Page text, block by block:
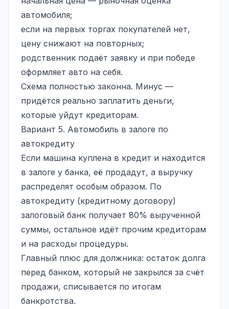
автомобиля;
если на первых торгах покупателей нет,
цену снижают на повторных;
родственник подаёт заявку и при победе
оформляет авто на себя.
Схема полностью законна. Минус —
придётся реально заплатить деньги,
которые уйдут кредиторам.
Вариант 5. Автомобиль в залоге по
автокредиту
Если машина куплена в кредит и находится
в залоге у банка, её продадут, а выручку
распределят особым образом. По
автокредиту (кредитному договору)
залоговый банк получает 80% вырученной
суммы, остальное идёт прочим кредиторам
и на расходы процедуры.
Главный плюс для должника: остаток долга
перед банком, который не закрылся за счёт
продажи, списывается по итогам
банкротства.